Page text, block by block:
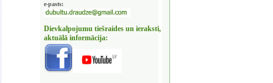
e-pasts:
Dievkalpojumu tiešraides un ieraksti,
aktuālā informācija: